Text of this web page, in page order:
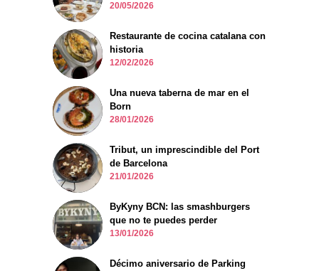
20/05/2026
Restaurante de cocina catalana con
historia
12/02/2026
Una nueva taberna de mar en el
Born
28/01/2026
Tribut, un imprescindible del Port
de Barcelona
21/01/2026
ByKyny BCN: las smashburgers
que no te puedes perder
13/01/2026
Décimo aniversario de Parking